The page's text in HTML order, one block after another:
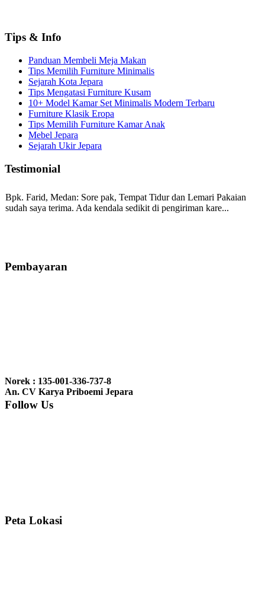
Tips & Info
Panduan Membeli Meja Makan
Tips Memilih Furniture Minimalis
Sejarah Kota Jepara
Tips Mengatasi Furniture Kusam
10+ Model Kamar Set Minimalis Modern Terbaru
Furniture Klasik Eropa
Tips Memilih Furniture Kamar Anak
Mebel Jepara
Sejarah Ukir Jepara
Testimonial
Bpk. Farid, Medan: Sore pak, Tempat Tidur dan Lemari Pakaian
sudah saya terima. Ada kendala sedikit di pengiriman kare...
bale2 dan kursi teras saya sudah saya terima dan p...
nyesel deh beli geby...
Pembayaran
Norek : 135-001-336-737-8
An. CV Karya Priboemi Jepara
Follow Us
Peta Lokasi